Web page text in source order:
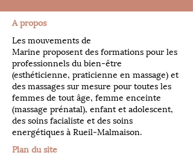
A propos
Les mouvements de
Marine proposent des formations pour les
professionnels du bien-être
(esthéticienne, praticienne en massage) et
des massages sur mesure pour toutes les
femmes de tout âge, femme enceinte
(massage prénatal), enfant et adolescent,
des soins facialiste et des soins
energétiques à Rueil-Malmaison.
Plan du site